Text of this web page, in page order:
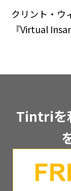
クリント・ウ
『Virtual
Tintriを